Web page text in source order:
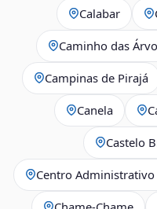
Calabar
Caminho das
Campinas de Pirajá
Canela
Castelo
Centro Administrativo